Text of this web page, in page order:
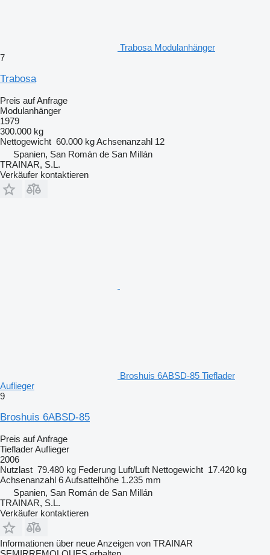
Trabosa Modulanhänger
7
Trabosa
Preis auf Anfrage
Modulanhänger
1979
300.000 kg
Nettogewicht 60.000 kgAchsenanzahl 12
Spanien, San Román de San Millán
TRAINAR, S.L.
Verkäufer kontaktieren
Broshuis 6ABSD-85 Tieflader
Auflieger
9
Broshuis 6ABSD-85
Preis auf Anfrage
Tieflader Auflieger
2006
Nutzlast 79.480 kg Federung Luft/Luft Nettogewicht 17.420 kg
Achsenanzahl 6Aufsattelhöhe 1.235 mm
Spanien, San Román de San Millán
TRAINAR, S.L.
Verkäufer kontaktieren
Informationen über neue Anzeigen von TRAINAR